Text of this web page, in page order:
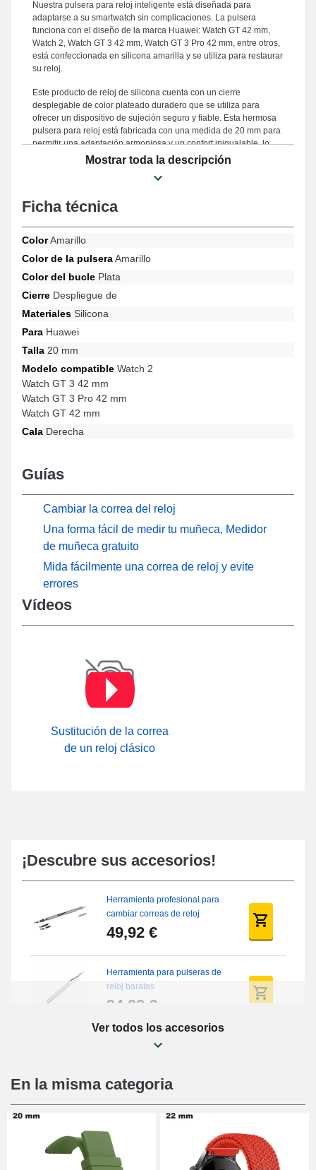
Nuestra pulsera para reloj inteligente está diseñada para
adaptarse a su smartwatch sin complicaciones. La pulsera
funciona con el diseño de la marca Huawei: Watch GT 42 mm,
Watch 2, Watch GT 3 42 mm, Watch GT 3 Pro 42 mm, entre otros,
está confeccionada en silicona amarilla y se utiliza para restaurar
su reloj.
Este producto de reloj de silicona cuenta con un cierre
desplegable de color plateado duradero que se utiliza para
ofrecer un dispositivo de sujeción seguro y fiable. Esta hermosa
pulsera para reloj está fabricada con una medida de 20 mm para
permitir una adaptación armoniosa y un confort inigualable, lo
que la convierte en un complemento ideal para sus necesidades
de confort y elegancia. Este artículo de reparación de reloj de
silicona representa una opción óptima para reemplazar uno
amarilla encarna una modernidad única que se adapta
modernos. Fijado con esta versión de pulsera para reloj
inteligente, es compatible con los modelos Watch GT 3 42 mm,
de la marca Huawei; el cierre desplegable es de excelente
calidad. Con su versatilidad, esta pulsera para reloj inteligente
Huawei se conecta impecablemente a diferentes referencias de
Mostrar toda la descripción
Ficha técnica
ColorAmarillo
Color de la pulseraAmarillo
Color del bucle Plata
Cierre Despliegue de
Materiales Silicona
Para Huawei
Talla 20 mm
Modelo compatible Watch 2
Watch GT 3 42 mm
Watch GT 3 Pro 42 mm
Watch GT 42 mm
Cala Derecha
Guías
Cambiar la correa del reloj
Una forma fácil de medir tu muñeca, Medidor
de muñeca gratuito
Mida fácilmente una correa de reloj y evite
errores
Vídeos
Sustitución de la correa
de un reloj clásico
¡Descubre sus accesorios!
Herramienta profesional para
cambiar correas de reloj
49,92 €
Herramienta para pulseras de
reloj baratas
34,92 €
Kit de reparación de relojes
16,90 €
Pies deslizantes digitales
9,90 €
Ver todos los accesorios
En la misma categoria